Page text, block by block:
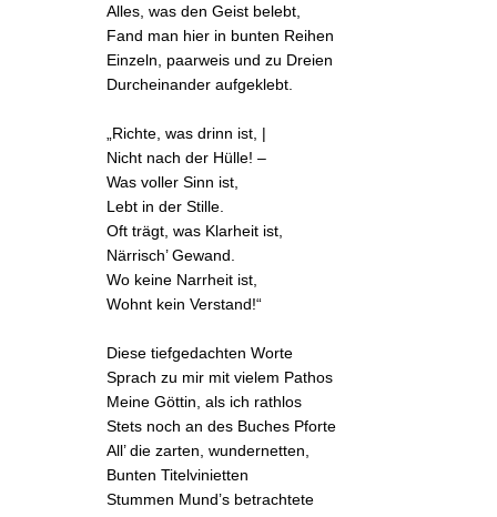
Alles, was den Geist belebt,
Fand man hier in bunten Reihen
Einzeln, paarweis und zu Dreien
Durcheinander aufgeklebt.
„Richte, was drinn ist, |
Nicht nach der Hülle! –
Was voller Sinn ist,
Lebt in der Stille.
Oft trägt, was Klarheit ist,
Närrisch’ Gewand.
Wo keine Narrheit ist,
Wohnt kein Verstand!“
Diese tiefgedachten Worte
Sprach zu mir mit vielem Pathos
Meine Göttin, als ich rathlos
Stets noch an des Buches Pforte
All’ die zarten, wundernetten,
BuntenTitelvinietten
Stummen Mund’s betrachtete